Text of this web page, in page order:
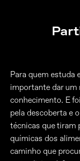
Para quem estuda
importante dar um
conhecimento. E
pela descoberta e
técnicas que tiram
químicas dos
caminho que